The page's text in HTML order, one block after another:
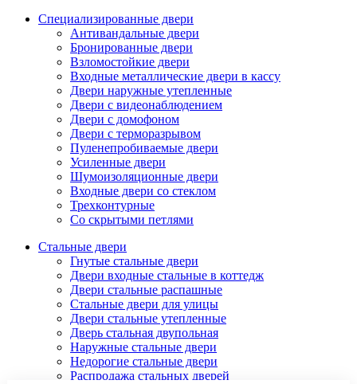
Специализированные двери
Антивандальные двери
Бронированные двери
Взломостойкие двери
Входные металлические двери в кассу
Двери наружные утепленные
Двери с видеонаблюдением
Двери с домофоном
Двери с терморазрывом
Пуленепробиваемые двери
Усиленные двери
Шумоизоляционные двери
Входные двери со стеклом
Трехконтурные
Со скрытыми петлями
Стальные двери
Гнутые стальные двери
Двери входные стальные в коттедж
Двери стальные распашные
Стальные двери для улицы
Двери стальные утепленные
Дверь стальная двупольная
Наружные стальные двери
Недорогие стальные двери
Распродажа стальных дверей